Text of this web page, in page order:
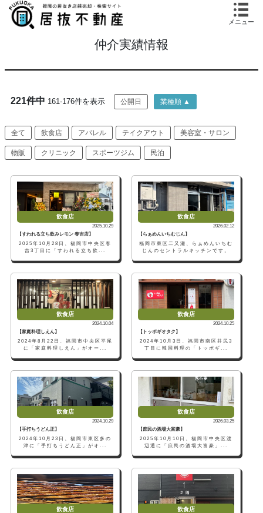
メニュー
仲介実績情報
221件中 161-176件を表示 公開日 業種順 ▲
全て 飲食店 アパレル テイクアウト 美容室・サロン
物販 クリニック スポーツジム 民泊
飲食店
2025.10.29
【すわれる立ち飲みレモン 春吉店】
2025年10月28日、福岡市中央区春
吉3丁目に「すわれる立ち飲...
飲食店
2026.02.12
【らぁめんいちむじん】
福岡市東区二又瀬、らぁめんいちむ
じんのセントラルキッチンです。
飲食店
2024.10.04
【家庭料理しえん】
2024年8月22日、福岡市中央区平尾
に「家庭料理しえん」がオー...
飲食店
2024.10.25
【トッポギオタク】
2024年10月3日、福岡市南区井尻3
丁目に韓国料理の「トッポギ...
飲食店
2024.10.29
【手打ちうどん正】
2024年10月23日、福岡市東区多の
津に「手打ちうどん正」がオ...
飲食店
2026.03.25
【庶民の酒場大富豪】
2025年10月10日、福岡市中央区渡
辺通に「庶民の酒場大富豪」...
飲食店 飲食店